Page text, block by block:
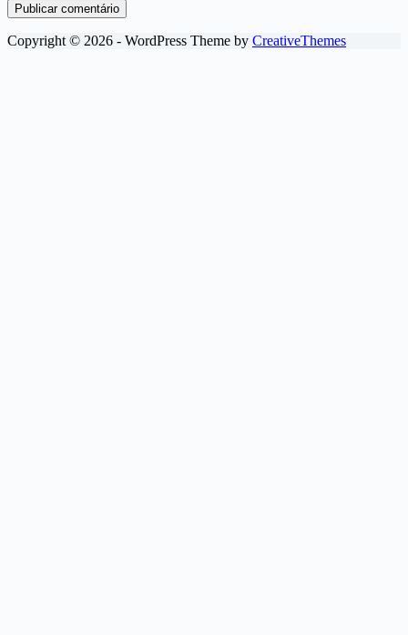
Publicar comentário
Copyright © 2026 - WordPress Theme by CreativeThemes